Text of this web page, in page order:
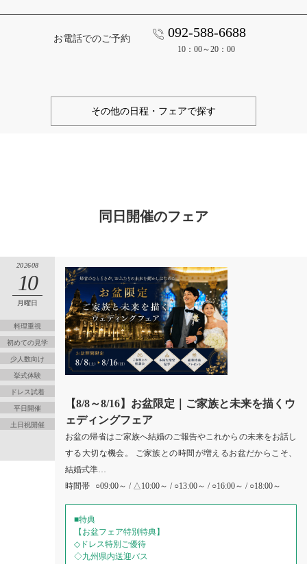
お電話でのご予約 092-588-6688
10：00～20：00
その他の日程・フェアで探す
同日開催のフェア
202608
10
月曜日
料理重視
初めての見学
少人数向け
挙式体験
ドレス試着
平日開催
土日祝開催
【8/8～8/16】お盆限定｜ご家族と未来を描くウ
ェディングフェア
お盆の帰省はご家族へ結婚のご報告やこれからの未来をお話し
する大切な機会。 ご家族との時間が増えるお盆だからこそ、
結婚式準…
時間帯
○09:00～ / △10:00～ / ○13:00～ / ○16:00～ / ○18:00～
■特典
【お盆フェア特別特典】
◇ドレス特別ご優待
◇九州県内送迎バス